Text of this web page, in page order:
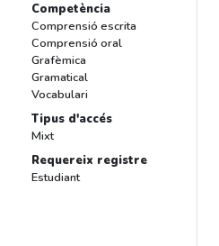
Competència
Comprensió escrita
Comprensió oral
Grafèmica
Gramatical
Vocabulari
Tipus d'accés
Mixt
Requereix registre
Estudiant